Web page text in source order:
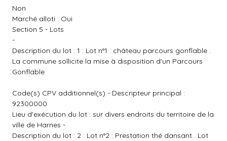
Non
Marché alloti : Oui
Section 5 - Lots
-
Description du lot : 1 : Lot n°1 : château parcours gonflable .
La commune sollicite la mise à disposition d'un Parcours
Gonflable
Code(s) CPV additionnel(s) - Descripteur principal :
92300000
Lieu d'exécution du lot : sur divers endroits du territoire de la
ville de Harnes -
Description du lot : 2 : Lot n°2 : Prestation thé dansant . Lot